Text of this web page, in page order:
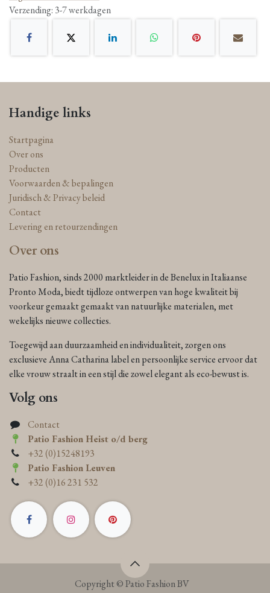
Verzending: 3-7 werkdagen
Handige links
Startpagina
Over ons
Producten
Voorwaarden & bepalingen
Juridisch & Privacy beleid
Contact
Levering en retourzendingen
Over ons
Patio Fashion, sinds 2000 marktleider in de Benelux in Italiaanse
Pronto Moda, biedt tijdloze ontwerpen van hoge kwaliteit bij
voorkeur gemaakt gemaakt van natuurlijke materialen, met
wekelijks nieuwe collecties.
Toegewijd aan duurzaamheid en individualiteit, zorgen ons
exclusieve Anna Catharina label en persoonlijke service ervoor dat
elke vrouw straalt in een stijl die zowel elegant als eco-bewust is.
Volg ons
Contact
Patio Fashion Heist o/d berg
+32 (0)15248193
Patio Fashion Leuven
+32 (0)16 231 532
Copyright © Patio Fashion BV